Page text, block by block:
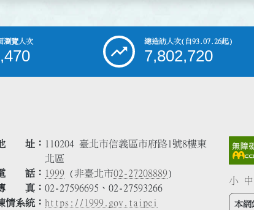
瀏覽人次 總造訪人次(自93.07.26起)
7,802,720
址
110204 臺北市信義區市府路1號8樓東
北區
話
1999 (非臺北市02-27208889)
真
02-27596695、02-27593266
情系統
https://1999.gov.taipei
小 中
本網